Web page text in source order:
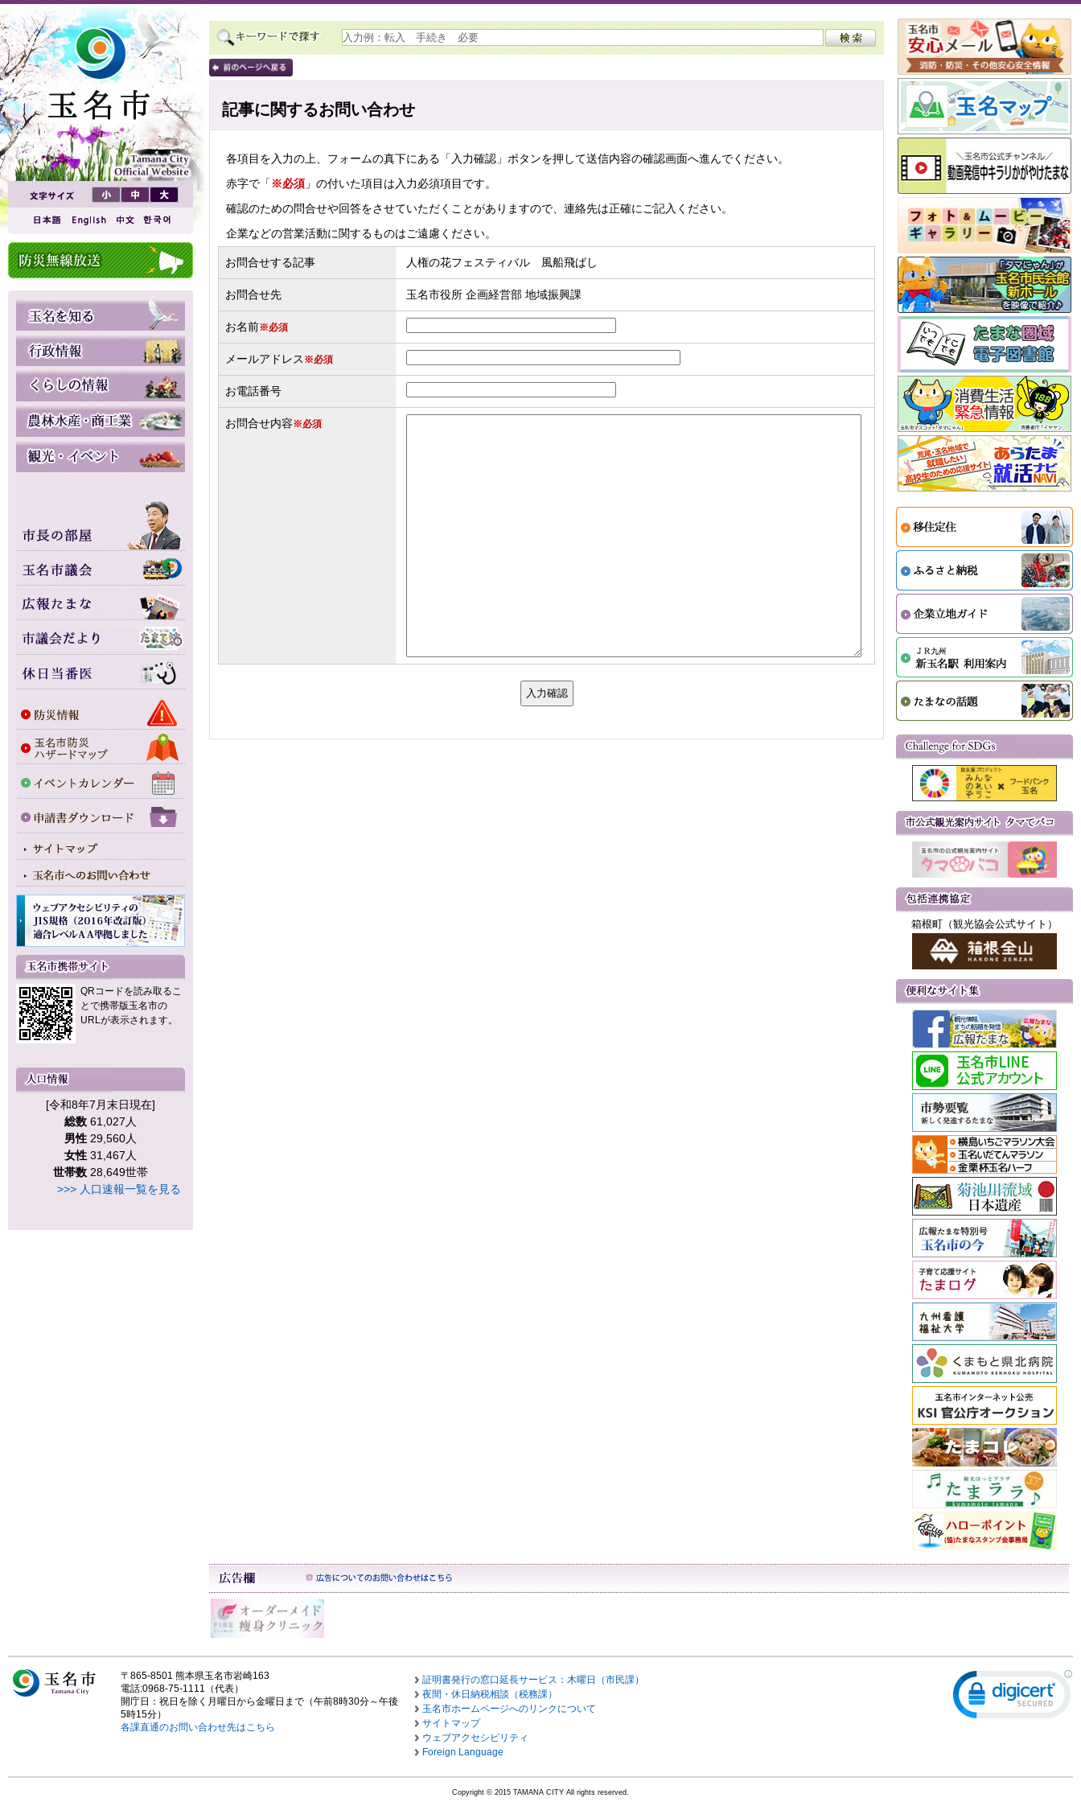
QRコードを読み取るこ
とで携帯版玉名市の
URLが表示されます。
[令和8年7月末日現在]
総数 61,027人
男性 29,560人
女性 31,467人
世帯数 28,649世帯
>>> 人口速報一覧を見る
記事に関するお問い合わせ
各項目を入力の上、フォームの真下にある「入力確認」ボタンを押して送信内容の確認画面へ進んでください。
赤字で「 ※必須 」の付いた項目は入力必須項目です。
確認のための問合せや回答をさせていただくことがありますので、連絡先は正確にご記入ください。
企業などの営業活動に関するものはご遠慮ください。
お問合せする記事 人権の花フェスティバル 風船飛ばし
お問合せ先 玉名市役所 企画経営部 地域振興課
お名前※必須
メールアドレス ※必須
お電話番号
お問合せ内容※必須
箱根町（観光協会公式サイト）
〒865-8501 熊本県玉名市岩崎163
電話:0968-75-1111（代表）
開庁日：祝日を除く月曜日から金曜日まで（午前8時30分～午後
5時15分）
各課直通のお問い合わせ先はこちら
証明書発行の窓口延長サービス：木曜日（市民課）
夜間・休日納税相談（税務課）
玉名市ホームページへのリンクについて
サイトマップ
ウェブアクセシビリティ
Foreign Language
Copyright © 2015 TAMANA CITY All rights reserved.